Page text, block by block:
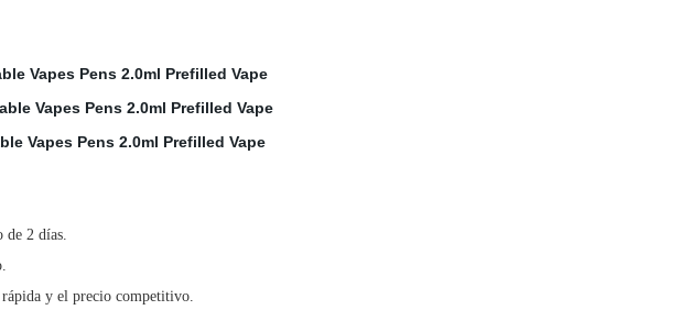
de 2 días.
y el precio competitivo.